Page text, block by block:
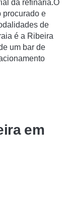
da refinaria.O
procurado e
de
é a Ribeira
um bar de
em